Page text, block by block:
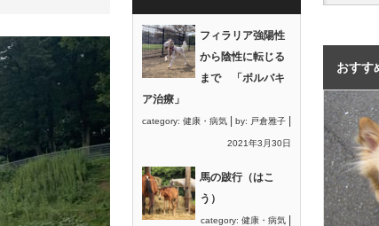
フィラリア強陽性
から陰性に転じる
まで 「ボルバキ
ア治療」
category: 健康・病気 by: 戸倉雅子
2021年3月30日
馬の跛行（はこ
う）
category: 健康・病気
おすす